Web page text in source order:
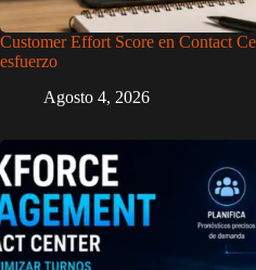
Customer Effort Score en Contact
esfuerzo
Agosto 4, 2026